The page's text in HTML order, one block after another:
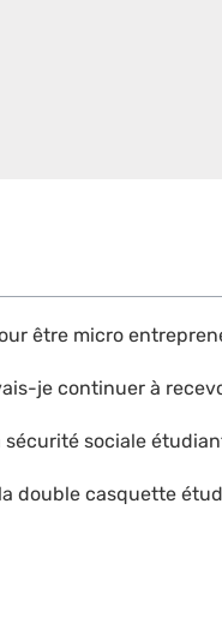
être micro
je continuer à
sociale
double casquette